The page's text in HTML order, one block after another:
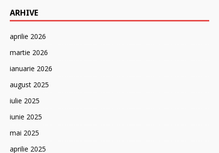
ARHIVE
aprilie 2026
martie 2026
ianuarie 2026
august 2025
iulie 2025
iunie 2025
mai 2025
aprilie 2025